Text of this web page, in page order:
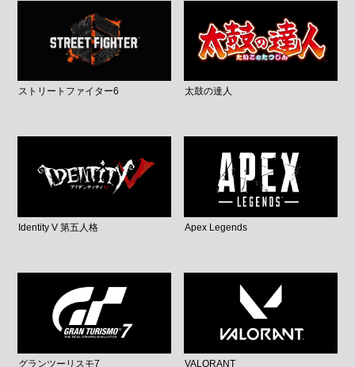
ストリートファイター6 太鼓の達人
Identity V 第五人格 Apex Legends
グランツーリスモ7 VALORANT